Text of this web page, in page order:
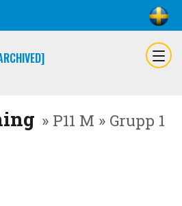
» P11 M » Grupp 1